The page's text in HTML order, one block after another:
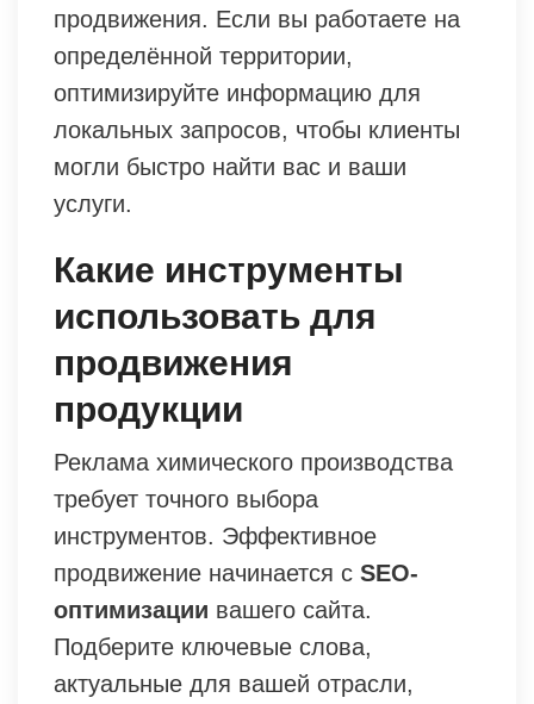
продвижения. Если вы работаете на
определённой территории,
оптимизируйте информацию для
локальных запросов, чтобы клиенты
могли быстро найти вас и ваши
услуги.
Какие инструменты
использовать для
продвижения
продукции
Реклама химического производства
требует точного выбора
инструментов. Эффективное
продвижение начинается с SEO-
оптимизации вашего сайта.
Подберите ключевые слова,
актуальные для вашей отрасли,